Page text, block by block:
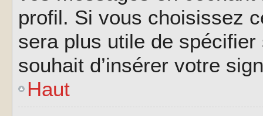
profil. Si vous choisissez
sera plus utile de
souhait d’insérer votre
Haut